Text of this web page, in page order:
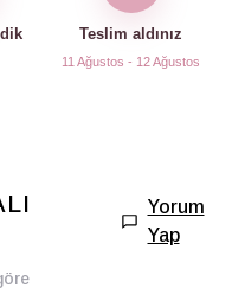
Teslim aldınız
11 Ağustos - 12 Ağustos
Yorum
Yap